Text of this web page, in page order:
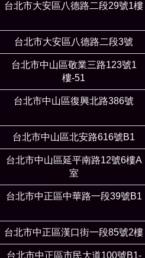
台北市大安區八德路二段29號1樓
台北市大安區八德路二段3號
台北市中山區敬業三路123號1
樓-51
台北市中山區復興北路386號
台北市中山區北安路616號B1
台北市中山區延平南路12號6樓A
室
台北市中正區中華路一段39號B1
台北市中正區漢口街一段85號2樓
台北市中正區市民大道100號B1-